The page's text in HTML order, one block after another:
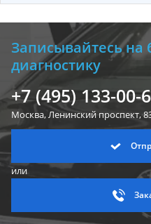
Записывайтесь на
диагностику
+7 (495) 133-00-
Москва, Ленинскийпроспект,
или